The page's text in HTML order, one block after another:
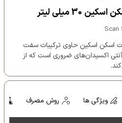
میلی لیتر
Scan
اسکن اسکین حاوی ترکیبات سفت
آنتی اکسیدان‌های ضروری است که از
ویژگی ها روش مصرف